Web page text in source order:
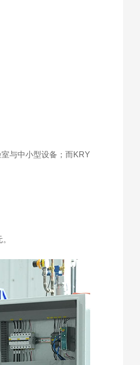
与中小型设备；而KRY